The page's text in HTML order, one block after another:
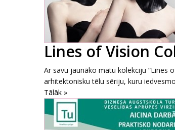
Lines of Vision
Ar savu jaunāko matu kolekciju “Lines
arhitektonisku tēlu sēriju, kuru
Tālāk »